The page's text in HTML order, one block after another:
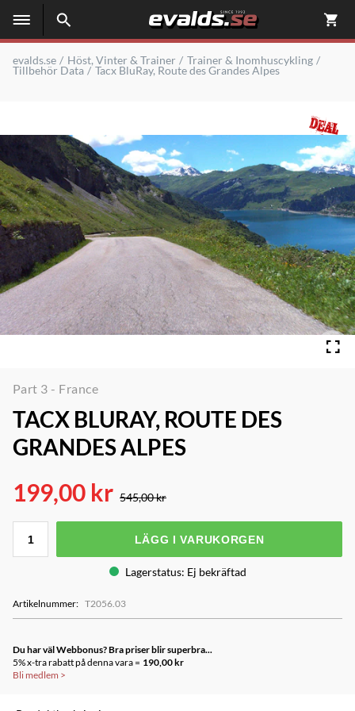
evalds.se Höst, Vinter & Trainer
Trainer & Inomhuscykling
Tillbehör Data
Tacx BluRay, Route des Grandes Alpes
Part 3 - France
TACX BLURAY, ROUTE DES
GRANDES ALPES
199,00 kr 545,00 kr
LÄGG I VARUKORGEN
Lagerstatus: Ej bekräftad
Artikelnummer: T2056.03
Du har väl Webbonus? Bra priser blir superbra...
5% x-tra rabatt på denna vara = 190,00 kr
Bli medlem >